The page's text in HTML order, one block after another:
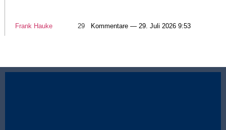
Frank Hauke 29 Kommentare — 29. Juli 2026 9:53